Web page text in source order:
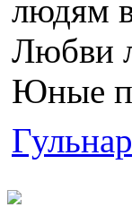
людям
Любви
Юные